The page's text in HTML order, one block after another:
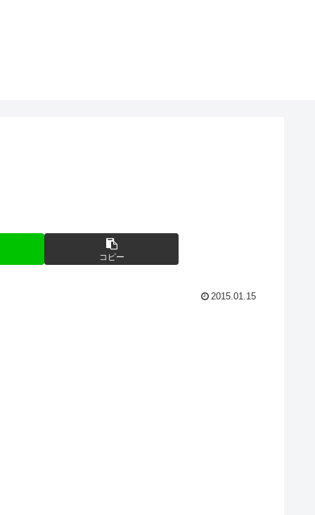
コピー
2015.01.15